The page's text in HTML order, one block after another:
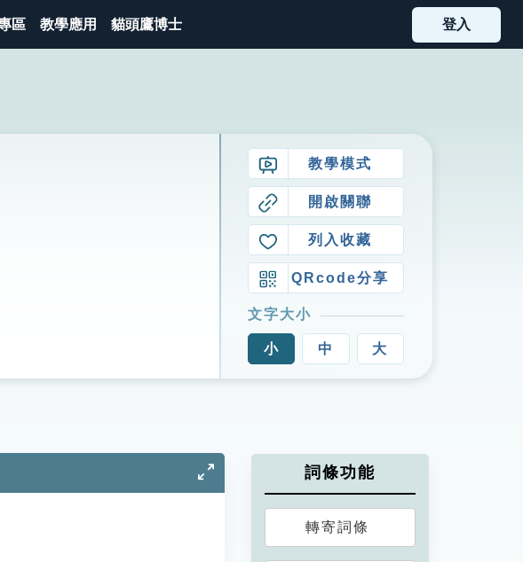
區 教學應用 貓頭鷹博士 登入
教學模式
開啟關聯
列入收藏
QRcode分享
文字大小
小 中 大
詞條功能
轉寄詞條